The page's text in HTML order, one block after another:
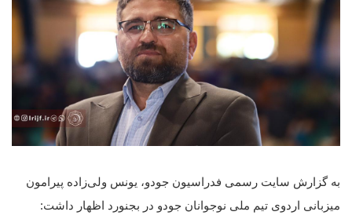
به گزارش سایت رسمی فدراسیون جودو، یونس ولی‌زاده پیرامون
میزبانی اردوی تیم ملی نوجوانان جودو در بجنورد اظهار داشت: